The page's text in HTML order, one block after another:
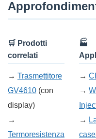
🛒 Prodotti
correlati
→ Trasmettitore
GV4610 (con
display)
→
Termoresistenza
🏭
→
→
→